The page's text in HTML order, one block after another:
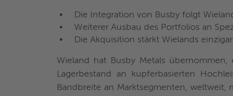
Die Integration von Busby folgt
Weiterer Ausbau des Portfolios an
Die Akquisition stärkt Wielands
Wieland hat Busby Metals
Lagerbestand an kupferbasierten
Bandbreite an Marktsegmenten,